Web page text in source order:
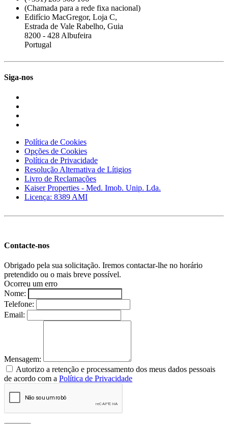
(Chamada para a rede fixa nacional)
Edifício MacGregor, Loja C,
Estrada de Vale Rabelho, Guia
8200 - 428 Albufeira
Portugal
Siga-nos
Política de Cookies
Opções de Cookies
Política de Privacidade
Resolução Alternativa de Lítigios
Livro de Reclamações
Kaiser Properties - Med. Imob. Unip. Lda.
Licença: 8389 AMI
Contacte-nos
Obrigado pela sua solicitação. Iremos contactar-lhe no horário
pretendido ou o mais breve possível.
Ocorreu um erro
Nome:
Telefone:
Email:
Mensagem:
Autorizo a retenção e processamento dos meus dados pessoais
de acordo com a Política de Privacidade